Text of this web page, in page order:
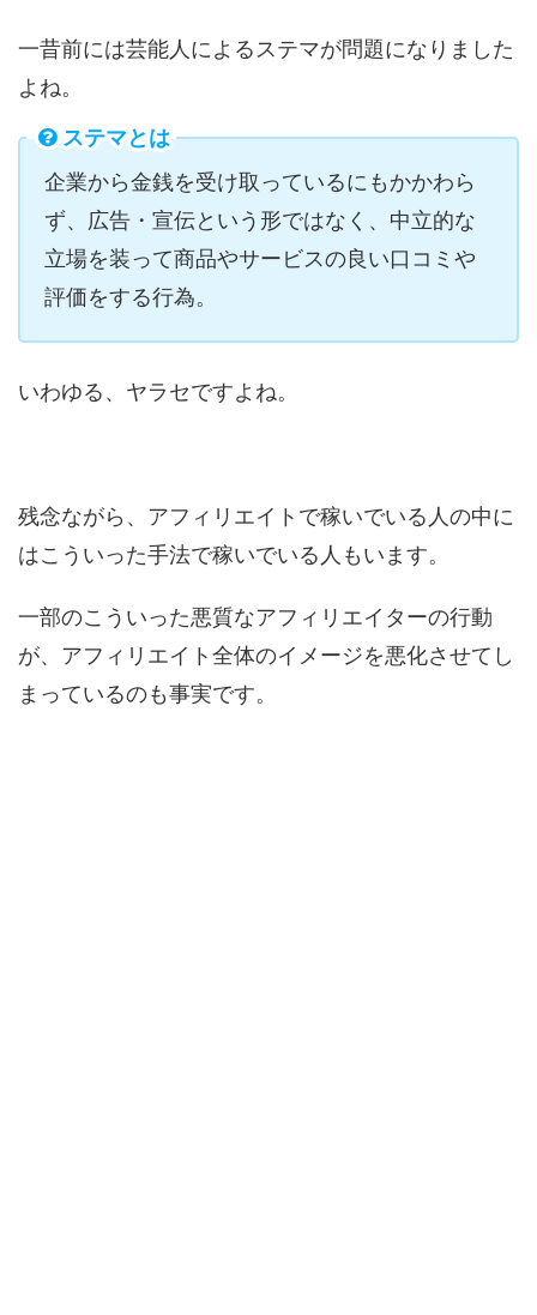
一昔前には芸能人によるステマが問題になりました
よね。
ステマとは
企業から金銭を受け取っているにもかかわら
ず、広告・宣伝という形ではなく、中立的な
立場を装って商品やサービスの良い口コミや
評価をする行為。
いわゆる、ヤラセですよね。
残念ながら、アフィリエイトで稼いでいる人の中に
はこういった手法で稼いでいる人もいます。
一部のこういった悪質なアフィリエイターの行動
が、アフィリエイト全体のイメージを悪化させてし
まっているのも事実です。